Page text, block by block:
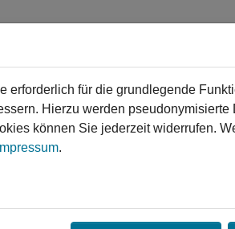
für die grundlegende
Hierzu werden pseudonymisierte
können Sie jederzeit widerrufen.
Impressum.